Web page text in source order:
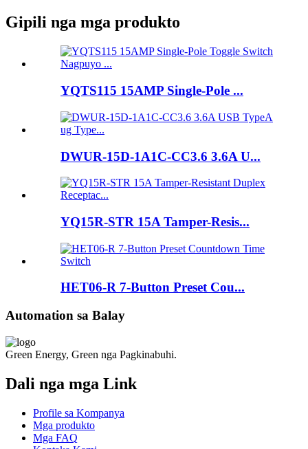
Gipili nga mga produkto
YQTS115 15AMP Single-Pole ...
DWUR-15D-1A1C-CC3.6 3.6A U...
YQ15R-STR 15A Tamper-Resis...
HET06-R 7-Button Preset Cou...
Automation sa Balay
Green Energy, Green nga Pagkinabuhi.
Dali nga mga Link
Profile sa Kompanya
Mga produkto
Mga FAQ